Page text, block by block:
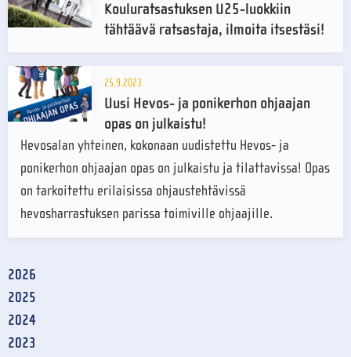
Kouluratsastuksen U25-luokkiin
tähtäävä ratsastaja, ilmoita itsestäsi!
25.9.2023
Uusi Hevos- ja ponikerhon ohjaajan
opas on julkaistu!
Hevosalan yhteinen, kokonaan uudistettu Hevos- ja
ponikerhon ohjaajan opas on julkaistu ja tilattavissa! Opas
on tarkoitettu erilaisissa ohjaustehtävissä
hevosharrastuksen parissa toimiville ohjaajille.
2026
2025
2024
2023